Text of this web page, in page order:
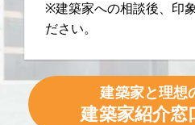
※建築家への相談後、印
ださい。
建築家と理想
建築家紹介窓